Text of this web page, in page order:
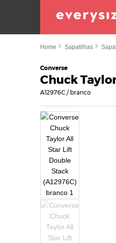
Home Sapatilhas
Converse
Chuck
A12976C / branco